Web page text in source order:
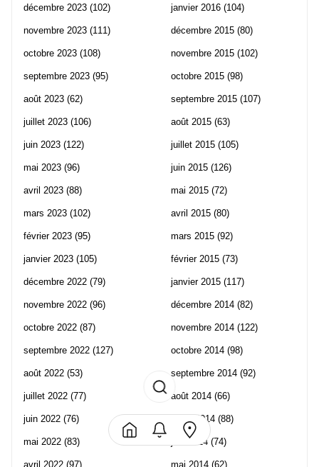
décembre 2023 (102)
novembre 2023 (111)
octobre 2023 (108)
septembre 2023 (95)
août 2023 (62)
juillet 2023 (106)
juin 2023 (122)
mai 2023 (96)
avril 2023 (88)
mars 2023 (102)
février 2023 (95)
janvier 2023 (105)
décembre 2022 (79)
novembre 2022 (96)
octobre 2022 (87)
septembre 2022 (127)
août 2022 (53)
juillet 2022 (77)
juin 2022 (76)
mai 2022 (83)
avril 2022 (97)
janvier 2016 (104)
décembre 2015 (80)
novembre 2015 (102)
octobre 2015 (98)
septembre 2015 (107)
août 2015 (63)
juillet 2015 (105)
juin 2015 (126)
mai 2015 (72)
avril 2015 (80)
mars 2015 (92)
février 2015 (73)
janvier 2015 (117)
décembre 2014 (82)
novembre 2014 (122)
octobre 2014 (98)
septembre 2014 (92)
août 2014 (66)
juillet 2014 (88)
juin 2014(74)
mai 2014 (62)